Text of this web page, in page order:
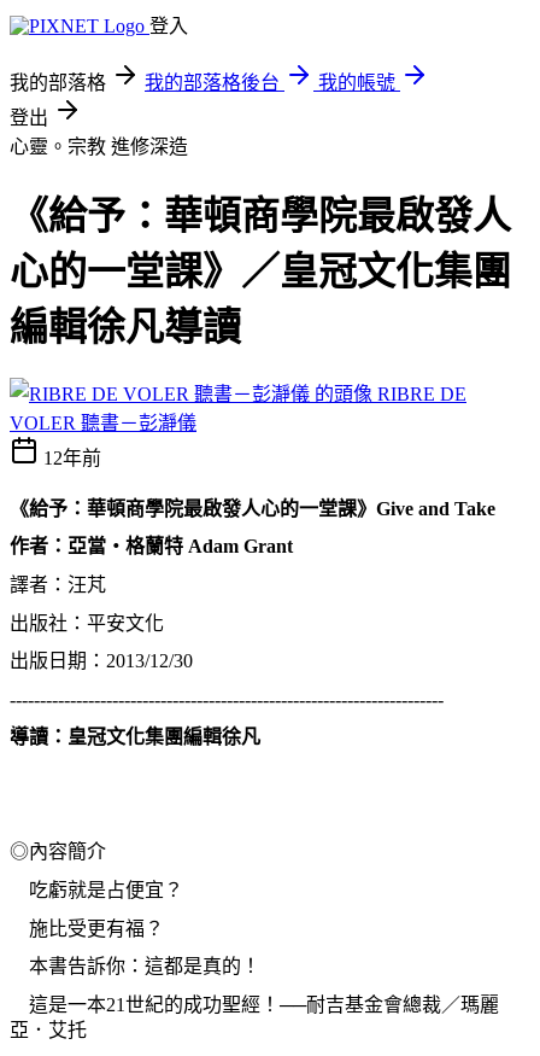
登入
我的部落格 我的部落格後台
我的帳號
登出
心靈。宗教 進修深造
《給予：華頓商學院最啟發人
心的一堂課》／皇冠文化集團
編輯徐凡導讀
RIBRE DE
VOLER 聽書－彭瀞儀
12年前
《給予：華頓商學院最啟發人心的一堂課》 Give and Take
作者：亞當‧格蘭特 Adam Grant
譯者：汪芃
出版社：平安文化
出版日期： 2013/12/30
------------------------------------------------------------------------
導讀：皇冠文化集團編輯徐凡
◎內容簡介
吃虧就是占便宜？
施比受更有福？
本書告訴你：這都是真的！
這是一本21世紀的成功聖經！──耐吉基金會總裁／瑪麗
亞．艾托